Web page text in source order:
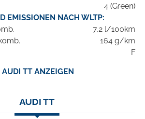
4 (Green)
EMISSIONEN NACH WLTP:
7,2 l/100km
164 g/km
F
TT ANZEIGEN
AUDI TT